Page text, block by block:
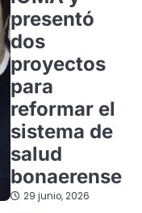
presentó
dos
proyectos
para
reformar el
sistema de
salud
bonaerense
29 junio, 2026